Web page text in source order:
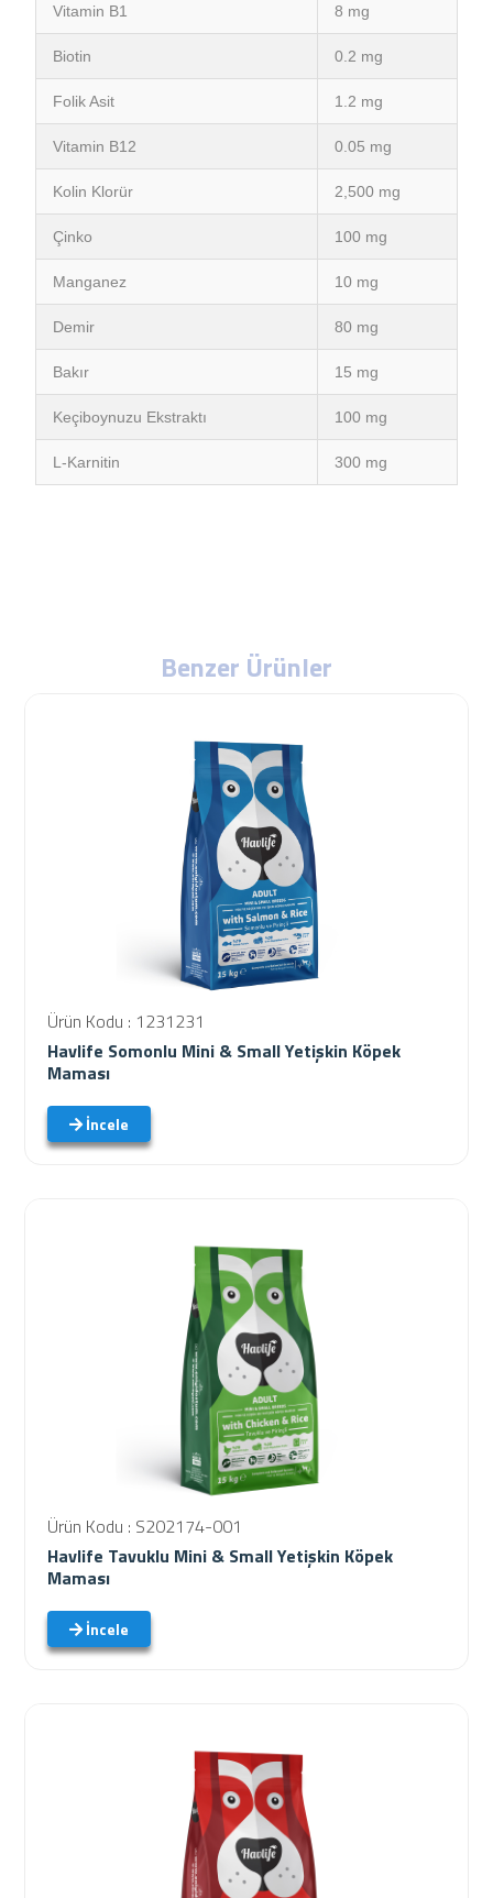
Vitamin B1 8 mg
Biotin 0.2 mg
Folik Asit 1.2 mg
Vitamin B12 0.05 mg
Kolin Klorür 2,500 mg
Çinko 100 mg
Manganez 10 mg
Demir 80 mg
Bakır 15 mg
Keçiboynuzu Ekstraktı 100 mg
L-Karnitin 300 mg
Benzer Ürünler
Ürün Kodu : 1231231
Havlife Somonlu Mini & Small Yetişkin Köpek
Maması
İncele
Ürün Kodu : S202174-001
Havlife Tavuklu Mini & Small Yetişkin Köpek
Maması
İncele